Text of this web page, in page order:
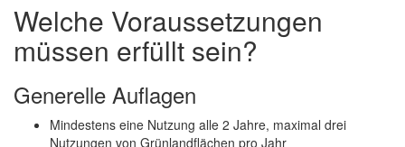
Welche Voraussetzungen
müssen erfüllt sein?
Generelle Auflagen
Mindestens eine Nutzung alle 2 Jahre, maximal drei
Nutzungen von Grünlandflächen pro Jahr